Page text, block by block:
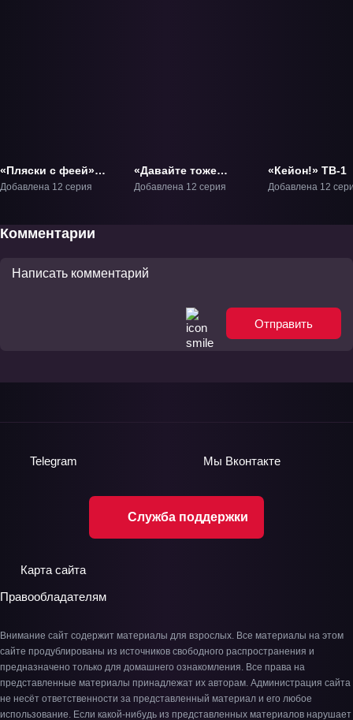
«Пляски с феей»
ТВ-1
Добавлена 12 серия
«Давайте тоже
слепим кружку 2»
Добавлена 12 серия
«Кейон!» ТВ-1
Добавлена 12
Комментарии
Отправить
Служба поддержки
Telegram Мы Вконтакте
Карта сайта
Правообладателям
Внимание сайт содержит материалы для взрослых. Все материалы на этом
сайте продублированы из источников свободного распространения и
предназначено только для домашнего ознакомления. Все права на
представленные материалы принадлежат их авторам. Администрация сайта
не несёт ответственности за представленный материал и его любое
использование. Если какой-нибудь из представленных материалов нарушает